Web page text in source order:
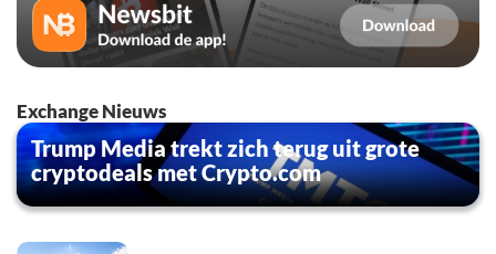
Exchange Nieuws
Trump Media trekt zich terug uit grote
cryptodeals met Crypto.com